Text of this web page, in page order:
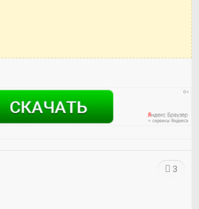
системными требованиями и
3